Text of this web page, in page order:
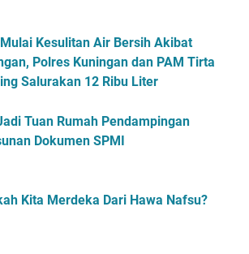
Kesulitan Air Bersih Akibat
Polres Kuningan dan PAM Tirta
Salurakan 12 Ribu Liter
Tuan Rumah Pendampingan
Dokumen SPMI
Kita Merdeka Dari Hawa Nafsu?